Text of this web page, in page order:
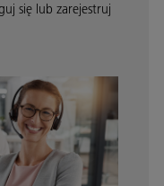
się lub zarejestruj